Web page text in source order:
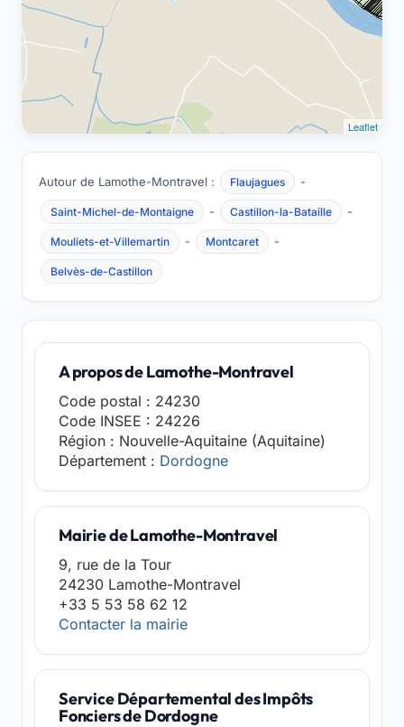
Leaflet
Autour de Lamothe-Montravel : Flaujagues -
Saint-Michel-de-Montaigne - Castillon-la-Bataille -
Mouliets-et-Villemartin - Montcaret -
Belvès-de-Castillon
A propos de Lamothe-Montravel
Code postal : 24230
Code INSEE : 24226
Région : Nouvelle-Aquitaine (Aquitaine)
Département : Dordogne
Mairie de Lamothe-Montravel
9, rue de la Tour
24230 Lamothe-Montravel
+33 5 53 58 62 12
Contacter la mairie
Service Départemental des Impôts
Fonciers de Dordogne